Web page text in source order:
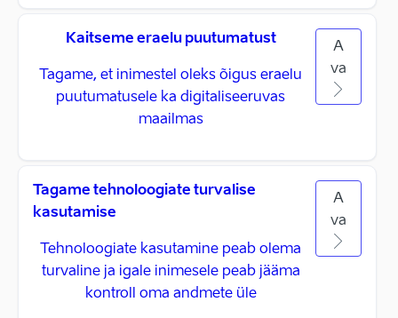
Kaitseme eraelu puutumatust
Tagame, et inimestel oleks õigus eraelu
puutumatusele ka digitaliseeruvas
maailmas
A
va
Tagame tehnoloogiate turvalise
kasutamise
Tehnoloogiate kasutamine peab olema
turvaline ja igale inimesele peab jääma
kontroll oma andmete üle
A
va